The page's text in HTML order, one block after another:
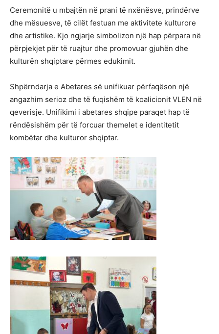
Ceremonitë u mbajtën në prani të nxënësve, prindërve
dhe mësuesve, të cilët festuan me aktivitete kulturore
dhe artistike. Kjo ngjarje simbolizon një hap përpara në
përpjekjet për të ruajtur dhe promovuar gjuhën dhe
kulturën shqiptare përmes edukimit.
Shpërndarja e Abetares së unifikuar përfaqëson një
angazhim serioz dhe të fuqishëm të koalicionit VLEN në
qeverisje. Unifikimi i abetares shqipe paraqet hap të
rëndësishëm për të forcuar themelet e identitetit
kombëtar dhe kulturor shqiptar.